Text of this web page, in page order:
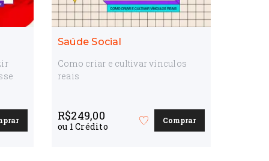
Saúde Social
Como criar e cultivar vínculos
reais
R$249,00
ou 1 Crédito
FavoriteComprar